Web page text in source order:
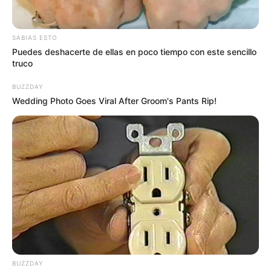
Pico y Placa
Lunes: No circulan vehículos con placas terminadas en
y 2.
SABIAS ESTO
Puedes deshacerte de ellas en poco tiempo con este sencillo
truco
BUZZDAY
Wedding Photo Goes Viral After Groom's Pants Rip!
BUZZDAY